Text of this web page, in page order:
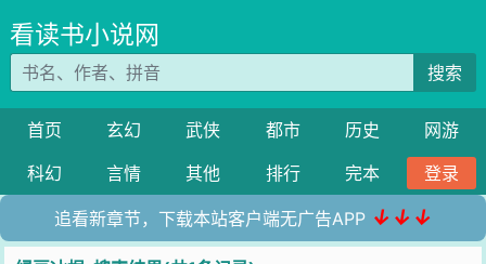
看读书小说网
搜索
首页 玄幻 武侠 都市 历史
网游
科幻
言情 其他 排行 完本 登录
追看新章节，下载本站客户端无广告APP ↓↓↓